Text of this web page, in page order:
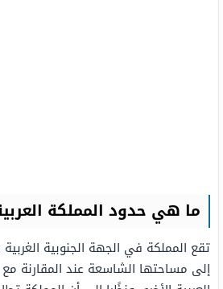
ما هي حدود المملكة
تقع المملكة في الجهة الجنوبية
إلى مساحتها الشاسعة عند المقارنة مع